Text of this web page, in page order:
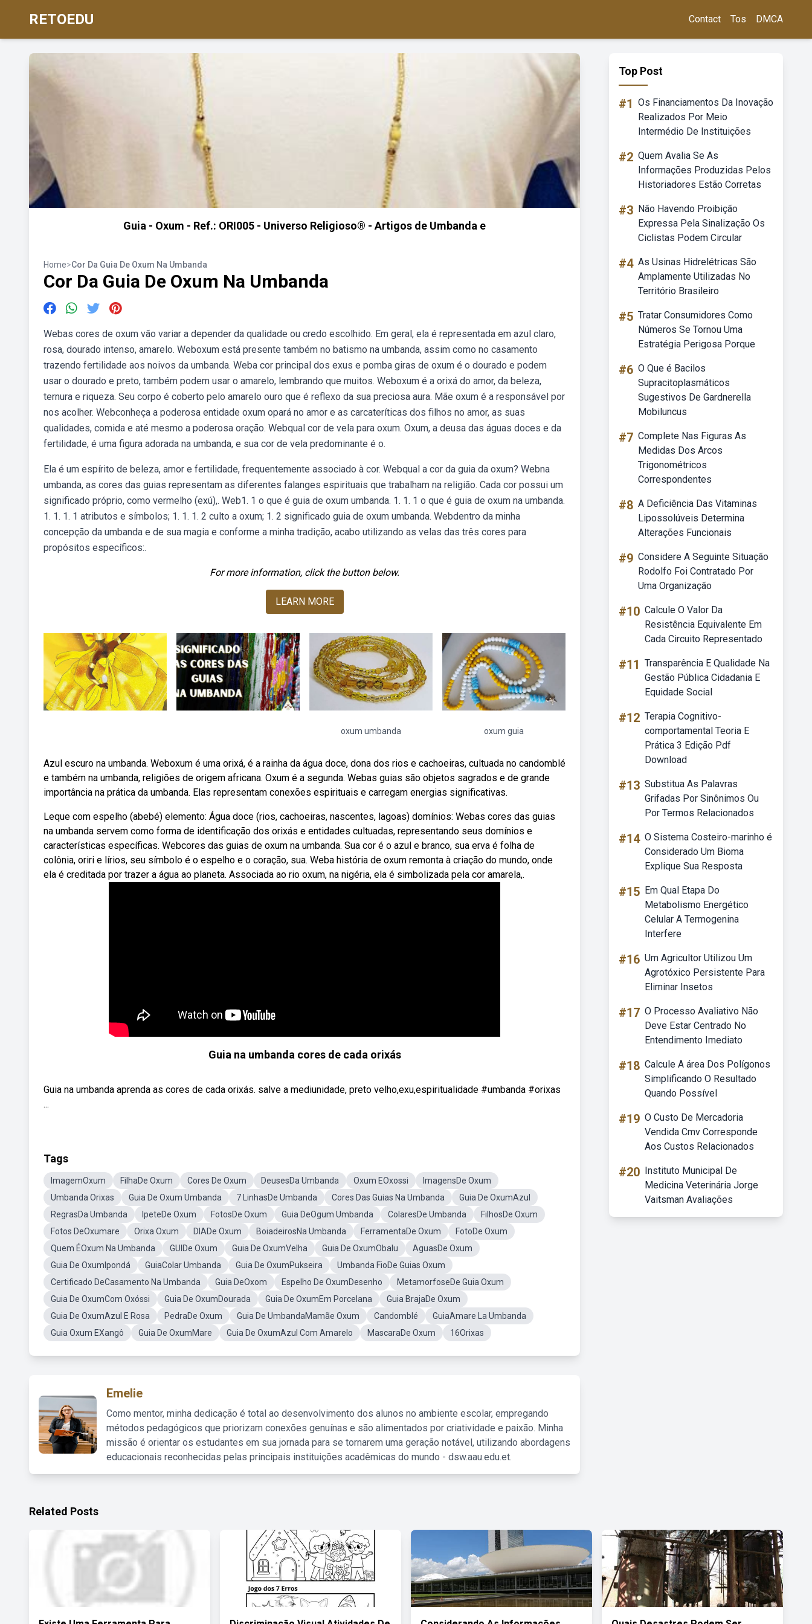
RETOEDU Contact Tos DMCA
Guia - Oxum - Ref.: ORI005 - Universo Religioso® - Artigos de Umbanda e
Home>Cor Da Guia De Oxum Na Umbanda
Cor Da Guia De Oxum Na Umbanda
Webas cores de oxum vão variar a depender da qualidade ou credo escolhido. Em geral, ela é representada em azul claro,
rosa, dourado intenso, amarelo. Weboxum está presente também no batismo na umbanda, assim como no casamento
trazendo fertilidade aos noivos da umbanda. Weba cor principal dos exus e pomba giras de oxum é o dourado e podem
usar o dourado e preto, também podem usar o amarelo, lembrando que muitos. Weboxum é a orixá do amor, da beleza,
ternura e riqueza. Seu corpo é coberto pelo amarelo ouro que é reflexo da sua preciosa aura. Mãe oxum é a responsável por
nos acolher. Webconheça a poderosa entidade oxum opará no amor e as carcateríticas dos filhos no amor, as suas
qualidades, comida e até mesmo a poderosa oração. Webqual cor de vela para oxum. Oxum, a deusa das águas doces e da
fertilidade, é uma figura adorada na umbanda, e sua cor de vela predominante é o.
Ela é um espírito de beleza, amor e fertilidade, frequentemente associado à cor. Webqual a cor da guia da oxum? Webna
umbanda, as cores das guias representam as diferentes falanges espirituais que trabalham na religião. Cada cor possui um
significado próprio, como vermelho (exú),. Web1. 1 o que é guia de oxum umbanda. 1. 1. 1 o que é guia de oxum na umbanda.
1. 1. 1. 1 atributos e símbolos; 1. 1. 1. 2 culto a oxum; 1. 2 significado guia de oxum umbanda. Webdentro da minha
concepção da umbanda e de sua magia e conforme a minha tradição, acabo utilizando as velas das três cores para
propósitos específicos:.
For more information, click the button below.
LEARN MORE
oxum umbanda oxum guia
Azul escuro na umbanda. Weboxum é uma orixá, é a rainha da água doce, dona dos rios e cachoeiras, cultuada no candomblé
e também na umbanda, religiões de origem africana. Oxum é a segunda. Webas guias são objetos sagrados e de grande
importância na prática da umbanda. Elas representam conexões espirituais e carregam energias significativas.
Leque com espelho (abebé) elemento: Água doce (rios, cachoeiras, nascentes, lagoas) domínios: Webas cores das guias
na umbanda servem como forma de identificação dos orixás e entidades cultuadas, representando seus domínios e
características específicas. Webcores das guias de oxum na umbanda. Sua cor é o azul e branco, sua erva é folha de
colônia, oriri e lírios, seu símbolo é o espelho e o coração, sua. Weba história de oxum remonta à criação do mundo, onde
ela é creditada por trazer a água ao planeta. Associada ao rio oxum, na nigéria, ela é simbolizada pela cor amarela,.
Guia na umbanda cores de cada orixás
Guia na umbanda aprenda as cores de cada orixás. salve a mediunidade, preto velho,exu,espiritualidade #umbanda #orixas
...
Tags
ImagemOxum FilhaDe Oxum Cores De Oxum DeusesDa Umbanda Oxum EOxossi
ImagensDe Oxum
Umbanda Orixas
Guia De Oxum Umbanda 7 LinhasDe Umbanda Cores Das Guias Na Umbanda
Guia De OxumAzul
RegrasDa Umbanda
IpeteDe Oxum FotosDe Oxum Guia DeOgum Umbanda ColaresDe Umbanda
FilhosDe Oxum
Fotos DeOxumare
Orixa Oxum DIADe Oxum BoiadeirosNa Umbanda FerramentaDe Oxum
FotoDe Oxum
Quem ÉOxum Na Umbanda
GUIDe Oxum Guia De OxumVelha Guia De OxumObalu
AguasDe Oxum
Guia De OxumIpondá
GuiaColar Umbanda Guia De OxumPukseira
Umbanda FioDe Guias Oxum
Certificado DeCasamento Na Umbanda
Guia DeOxom Espelho De OxumDesenho
MetamorfoseDe Guia Oxum
Guia De OxumCom Oxóssi
Guia De OxumDourada Guia De OxumEm Porcelana
Guia BrajaDe Oxum
Guia De OxumAzul E Rosa
PedraDe Oxum Guia De UmbandaMamãe Oxum Candomblé
GuiaAmare La Umbanda
Guia Oxum EXangô
Guia De OxumMare Guia De OxumAzul Com Amarelo MascaraDe Oxum 16Orixas
Emelie
Como mentor, minha dedicação é total ao desenvolvimento dos alunos no ambiente escolar, empregando
métodos pedagógicos que priorizam conexões genuínas e são alimentados por criatividade e paixão. Minha
missão é orientar os estudantes em sua jornada para se tornarem uma geração notável, utilizando abordagens
educacionais reconhecidas pelas principais instituições acadêmicas do mundo - dsw.aau.edu.et.
Top Post
#1 Os Financiamentos Da Inovação
Realizados Por Meio
Intermédio De Instituições
#2 Quem Avalia Se As
Informações Produzidas Pelos
Historiadores Estão Corretas
#3 Não Havendo Proibição
Expressa Pela Sinalização Os
Ciclistas Podem Circular
#4 As Usinas Hidrelétricas São
Amplamente Utilizadas No
Território Brasileiro
#5 Tratar Consumidores Como
Números Se Tornou Uma
Estratégia Perigosa Porque
#6 O Que é Bacilos
Supracitoplasmáticos
Sugestivos De Gardnerella
Mobiluncus
#7 Complete Nas Figuras As
Medidas Dos Arcos
Trigonométricos
Correspondentes
#8 A Deficiência Das Vitaminas
Lipossolúveis Determina
Alterações Funcionais
#9 Considere A Seguinte Situação
Rodolfo Foi Contratado Por
Uma Organização
#10 Calcule O Valor Da
Resistência Equivalente Em
Cada Circuito Representado
#11 Transparência E Qualidade Na
Gestão Pública Cidadania E
Equidade Social
#12 Terapia Cognitivo-
comportamental Teoria E
Prática 3 Edição Pdf
Download
#13 Substitua As Palavras
Grifadas Por Sinônimos Ou
Por Termos Relacionados
#14 O Sistema Costeiro-marinho é
Considerado Um Bioma
Explique Sua Resposta
#15 Em Qual Etapa Do
Metabolismo Energético
Celular A Termogenina
Interfere
#16 Um Agricultor Utilizou Um
Agrotóxico Persistente Para
Eliminar Insetos
#17 O Processo Avaliativo Não
Deve Estar Centrado No
Entendimento Imediato
#18 Calcule A área Dos Polígonos
Simplificando O Resultado
Quando Possível
#19 O Custo De Mercadoria
Vendida Cmv Corresponde
Aos Custos Relacionados
#20 Instituto Municipal De
Medicina Veterinária Jorge
Vaitsman Avaliações
Related Posts